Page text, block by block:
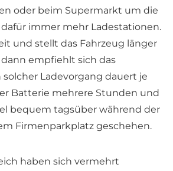
oder beim Supermarkt um die
immer mehr Ladestationen.
und stellt das Fahrzeug länger
empfiehlt sich das
solcher Ladevorgang dauert je
Batterie mehrere Stunden und
bequem tagsüber während der
Firmenparkplatz geschehen.
haben sich vermehrt